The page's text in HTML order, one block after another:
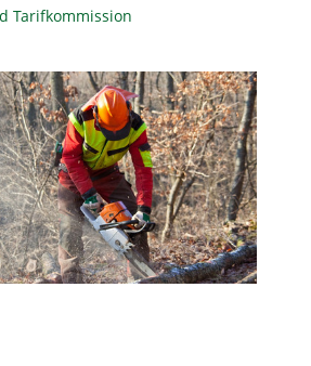
Tarifkommission